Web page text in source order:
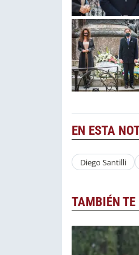
EN ESTA
Diego Santilli
TAMBIÉN TE